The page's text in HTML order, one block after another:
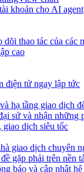
khoản cho AI agent
dõi thao tác của các
cao
điện tử ngay lập tức
hạ tầng giao dịch
sứ và nhận những
giao dịch siêu tốc
giao dịch chuyên
gặp phải trên nền
báo và cập nhật